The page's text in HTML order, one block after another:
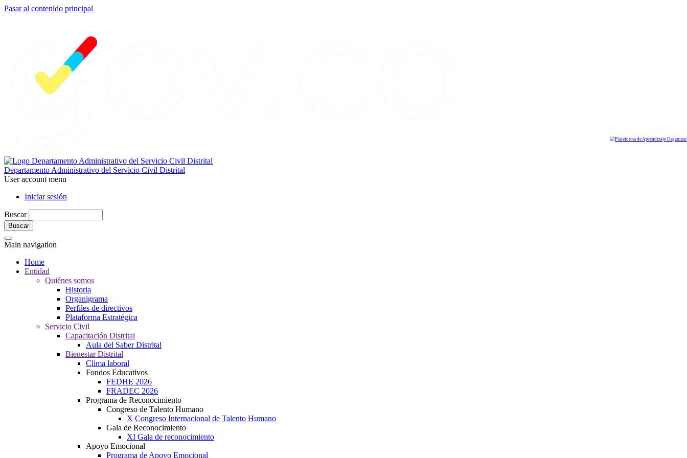
Pasar al contenido principal
Departamento Administrativo del Servicio Civil Distrital
User account menu
Iniciar sesión
Buscar
Main navigation
Home
Entidad
Quiénes somos
Historia
Organigrama
Perfiles de directivos
Plataforma Estratégica
Servicio Civil
Capacitación Distrital
Aula del Saber Distrital
Bienestar Distrital
Clima laboral
Fondos Educativos
FEDHE 2026
FRADEC 2026
Programa de Reconocimiento
Congreso de Talento Humano
X Congreso Internacional de Talento Humano
Gala de Reconocimiento
XI Gala de reconocimiento
Apoyo Emocional
Programa de Apoyo Emocional